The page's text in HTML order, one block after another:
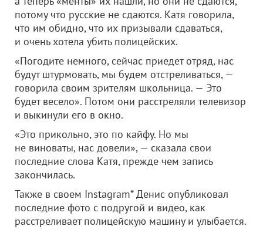
потому что русские не сдаются. Катя говорила,
что им обидно, что их призывали сдаваться,
и очень хотела убить полицейских.
«Погодите немного, сейчас приедет отряд, нас
будут штурмовать, мы будем отстреливаться, —
говорила своим зрителям школьница. — Это
будет весело». Потом они расстреляли телевизор
и выкинули его в окно.
«Это прикольно, это по кайфу. Но мы
не виноваты, нас довели», — сказала свои
последние слова Катя, прежде чем запись
закончилась.
Также в своем Instagram* Денис опубликовал
последние фото с подругой и видео, как
расстреливает полицейскую машину и улыбается.